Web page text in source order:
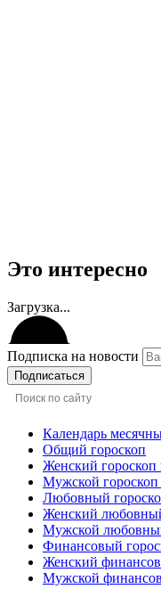
Это интересно
Загрузка...
Подписка на новости
Подписаться
Календарь
Общий гороскоп
Женский гороскоп
Мужской гороскоп
Любовный
Женский любовный
Мужской любовный
Финансовый
Женский
Мужской